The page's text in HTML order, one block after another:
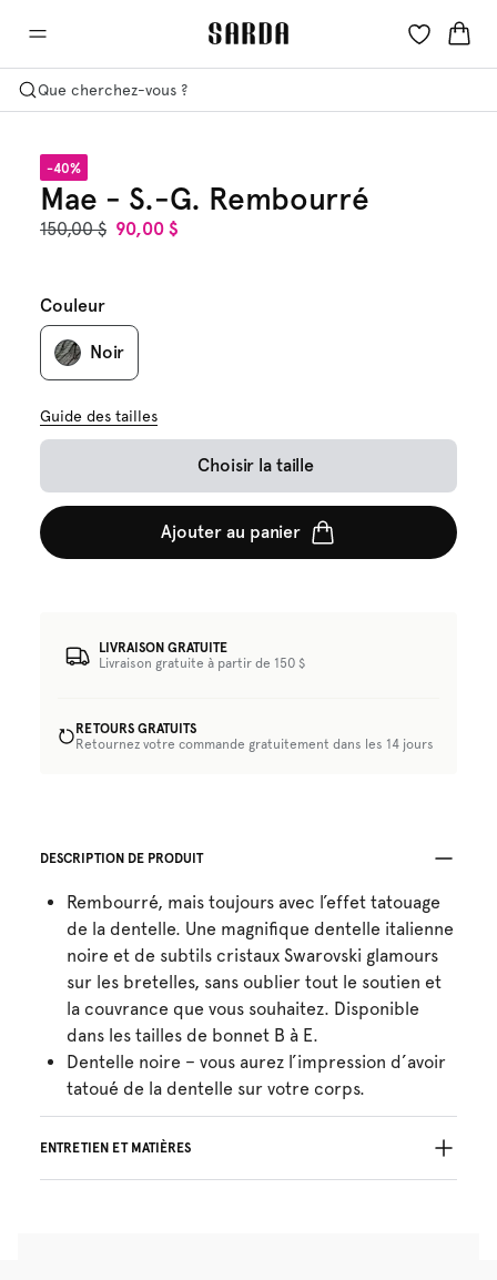
Que cherchez-vous ?
-40%
Mae - S.-G. Rembourré
150,00 $ 90,00 $
Couleur
Noir
Guide des tailles
Choisir la taille
Ajouter au panier
LIVRAISON GRATUITE
Livraison gratuite à partir de 150 $
RETOURS GRATUITS
Retournez votre commande gratuitement dans les 14 jours
DESCRIPTION DE PRODUIT
Rembourré, mais toujours avec l’effet tatouage
de la dentelle. Une magnifique dentelle italienne
noire et de subtils cristaux Swarovski glamours
sur les bretelles, sans oublier tout le soutien et
la couvrance que vous souhaitez. Disponible
dans les tailles de bonnet B à E.
Dentelle noire – vous aurez l’impression d’avoir
tatoué de la dentelle sur votre corps.
ENTRETIEN ET MATIÈRES